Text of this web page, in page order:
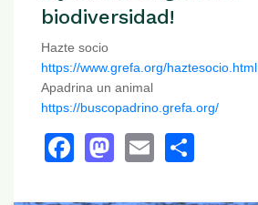
biodiversidad!
Hazte socio
https://www.grefa.org/haztesocio.html
Apadrina un animal
https://buscopadrino.grefa.org/
Facebook
Mastodon
Email